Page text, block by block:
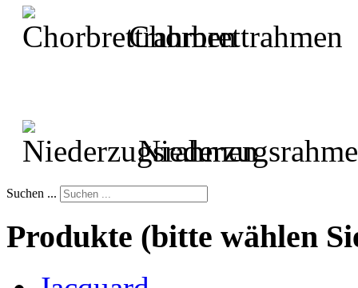
Chorbrettrahmen
Suchen ...
Produkte (bitte wählen